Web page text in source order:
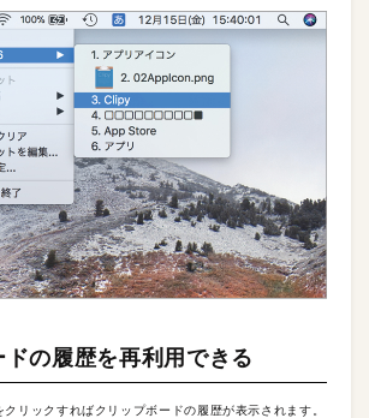
ドの履歴を再利用できる
リックすればクリップボードの履歴が表示されます。